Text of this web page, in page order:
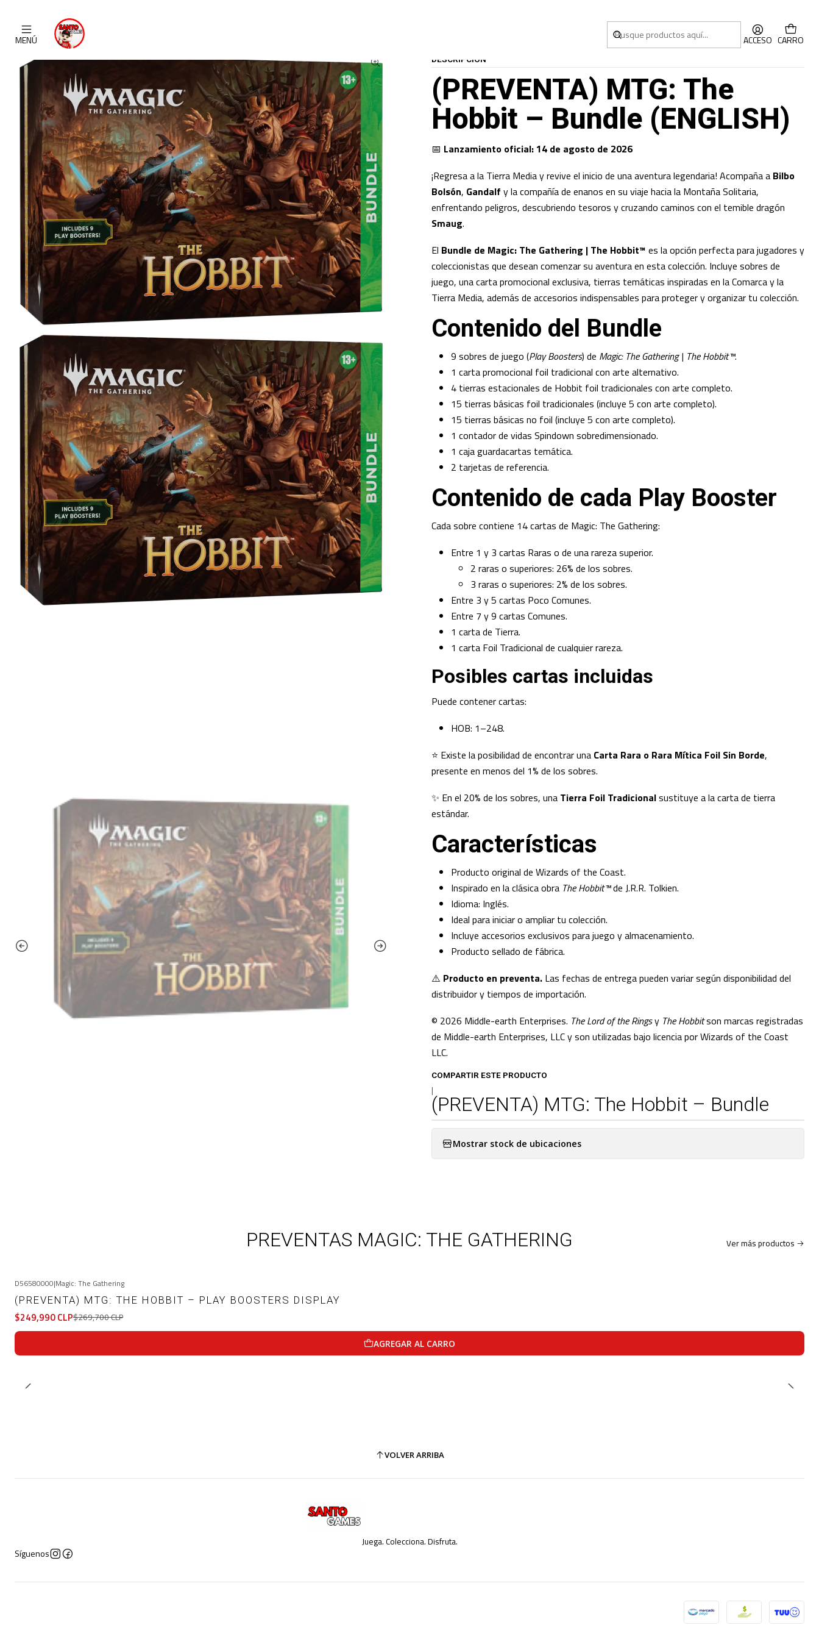
MENÚ ACCESO CARRO
DESCRIPCIÓN
(PREVENTA) MTG: The
Hobbit – Bundle (ENGLISH)
📅 Lanzamiento oficial: 14 de agosto de 2026
¡Regresa a la Tierra Media y revive el inicio de una aventura legendaria! Acompaña a Bilbo
Bolsón, Gandalf y la compañía de enanos en su viaje hacia la Montaña Solitaria,
enfrentando peligros, descubriendo tesoros y cruzando caminos con el temible dragón
Smaug.
El Bundle de Magic: The Gathering | The Hobbit™ es la opción perfecta para jugadores y
coleccionistas que desean comenzar su aventura en esta colección. Incluye sobres de
juego, una carta promocional exclusiva, tierras temáticas inspiradas en la Comarca y la
Tierra Media, además de accesorios indispensables para proteger y organizar tu colección.
Contenido del Bundle
9 sobres de juego (Play Boosters) de Magic: The Gathering | The Hobbit™.
1 carta promocional foil tradicional con arte alternativo.
4 tierras estacionales de Hobbit foil tradicionales con arte completo.
15 tierras básicas foil tradicionales (incluye 5 con arte completo).
15 tierras básicas no foil (incluye 5 con arte completo).
1 contador de vidas Spindown sobredimensionado.
1 caja guardacartas temática.
2 tarjetas de referencia.
Contenido de cada Play Booster
Cada sobre contiene 14 cartas de Magic: The Gathering:
Entre 1 y 3 cartas Raras o de una rareza superior.
2 raras o superiores: 26% de los sobres.
3 raras o superiores: 2% de los sobres.
Entre 3 y 5 cartas Poco Comunes.
Entre 7 y 9 cartas Comunes.
1 carta de Tierra.
1 carta Foil Tradicional de cualquier rareza.
Posibles cartas incluidas
Puede contener cartas:
HOB: 1–248.
⭐ Existe la posibilidad de encontrar una Carta Rara o Rara Mítica Foil Sin Borde,
presente en menos del 1% de los sobres.
✨ En el 20% de los sobres, una Tierra Foil Tradicionalsustituye a la carta de tierra
estándar.
Características
Producto original de Wizards of the Coast.
Inspirado en la clásica obra The Hobbit™de J.R.R. Tolkien.
Idioma: Inglés.
Ideal para iniciar o ampliar tu colección.
Incluye accesorios exclusivos para juego y almacenamiento.
Producto sellado de fábrica.
⚠️ Producto en preventa. Las fechas de entrega pueden variar según disponibilidad del
distribuidor y tiempos de importación.
© 2026 Middle-earth Enterprises. The Lord of the Ringsy The Hobbitson marcas registradas
de Middle-earth Enterprises, LLC y son utilizadas bajo licencia por Wizards of the Coast
LLC.
COMPARTIR ESTE PRODUCTO
|
(PREVENTA) MTG: The Hobbit – Bundle
Mostrar stock de ubicaciones
PREVENTAS MAGIC: THE GATHERING Ver más productos
D56580000|Magic: The Gathering
(PREVENTA) MTG: THE HOBBIT – PLAY BOOSTERS DISPLAY
$249,990 CLP$269,700 CLP
AGREGAR AL CARRO
VOLVER ARRIBA
Juega. Colecciona. Disfruta.
Síguenos